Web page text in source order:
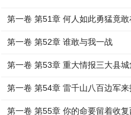
第一卷 第51章 何人如此勇猛竟敢
第一卷 第52章 谁敢与我一战
第一卷 第53章 重大情报三大县城
第一卷 第54章 雷千山八百边军来
第一卷 第55章 你的命要留着收复